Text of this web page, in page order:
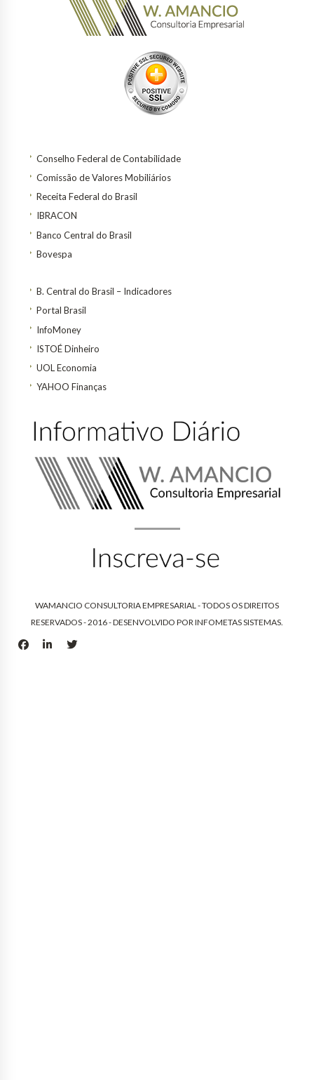
Conselho Federal de Contabilidade
Comissão de Valores Mobiliários
Receita Federal do Brasil
IBRACON
Banco Central do Brasil
Bovespa
B. Central do Brasil – Indicadores
Portal Brasil
InfoMoney
ISTOÉ Dinheiro
UOL Economia
YAHOO Finanças
WAMANCIO CONSULTORIA EMPRESARIAL - TODOS OS DIREITOS
RESERVADOS - 2016 - DESENVOLVIDO POR INFOMETAS SISTEMAS